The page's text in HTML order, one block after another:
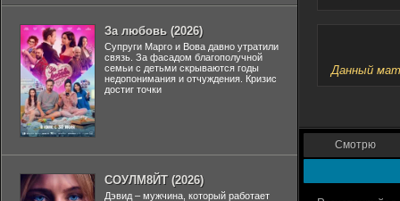
Данный
Смотрю
За любовь (2026)
Супруги Марго и Вова давно утратили
связь. За фасадом благополучной
семьи с детьми скрываются годы
недопонимания и отчуждения. Кризис
достиг точки
СОУЛМ8ЙТ (2026)
Дэвид – мужчина, который работает